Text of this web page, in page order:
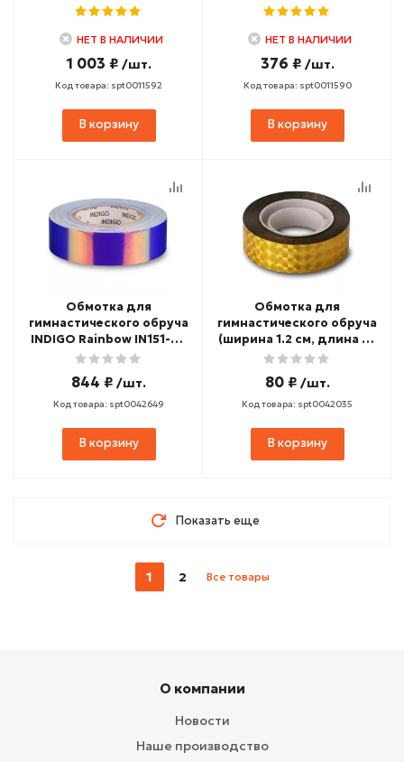
НЕТ В НАЛИЧИИ
1 003 ₽ /шт.
Код товара: spt0011592
В корзину
НЕТ В НАЛИЧИИ
376 ₽ /шт.
Код товара: spt0011590
В корзину
Обмотка для
гимнастического обруча
INDIGO Rainbow IN151-BV
(ширина 2 см, длина 14
844 ₽ /шт.
Код товара: spt0042649
В корзину
Обмотка для
гимнастического обруча
(ширина 1.2 см, длина 10
м) золотистый
80 ₽ /шт.
Код товара: spt0042035
В корзину
Показать еще
1 2 Все товары
О компании
Новости
Наше производство